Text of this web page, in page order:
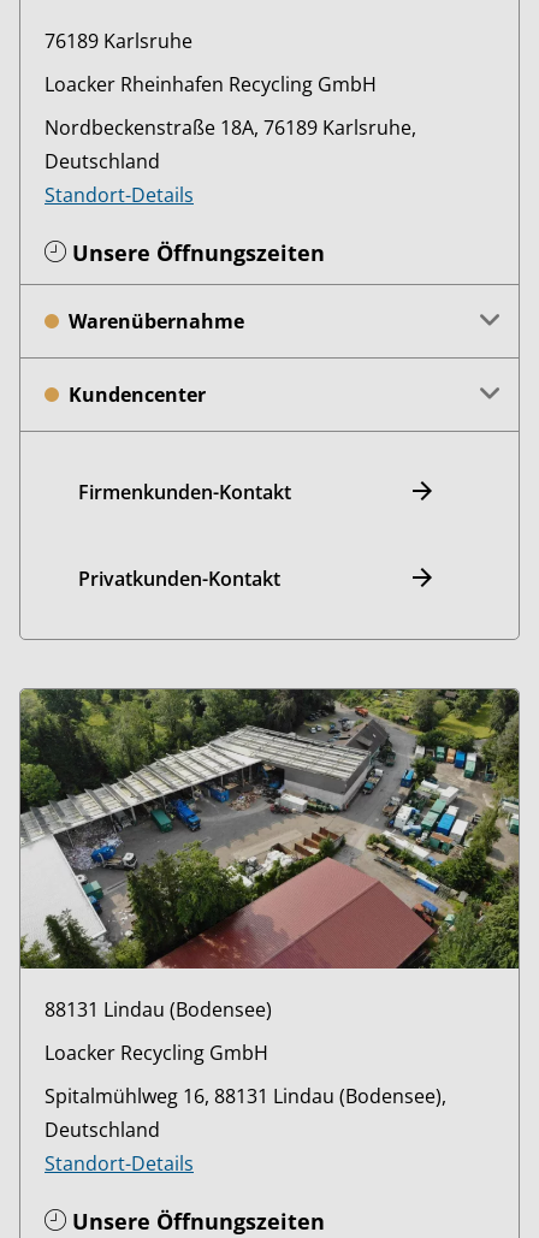
76189 Karlsruhe
Loacker Rheinhafen Recycling GmbH
Nordbeckenstraße 18A, 76189 Karlsruhe,
Deutschland
Standort-Details
Unsere Öffnungszeiten
Warenübernahme
Kundencenter
Firmenkunden-Kontakt
Privatkunden-Kontakt
88131 Lindau (Bodensee)
Loacker Recycling GmbH
Spitalmühlweg 16, 88131 Lindau (Bodensee),
Deutschland
Standort-Details
Unsere Öffnungszeiten